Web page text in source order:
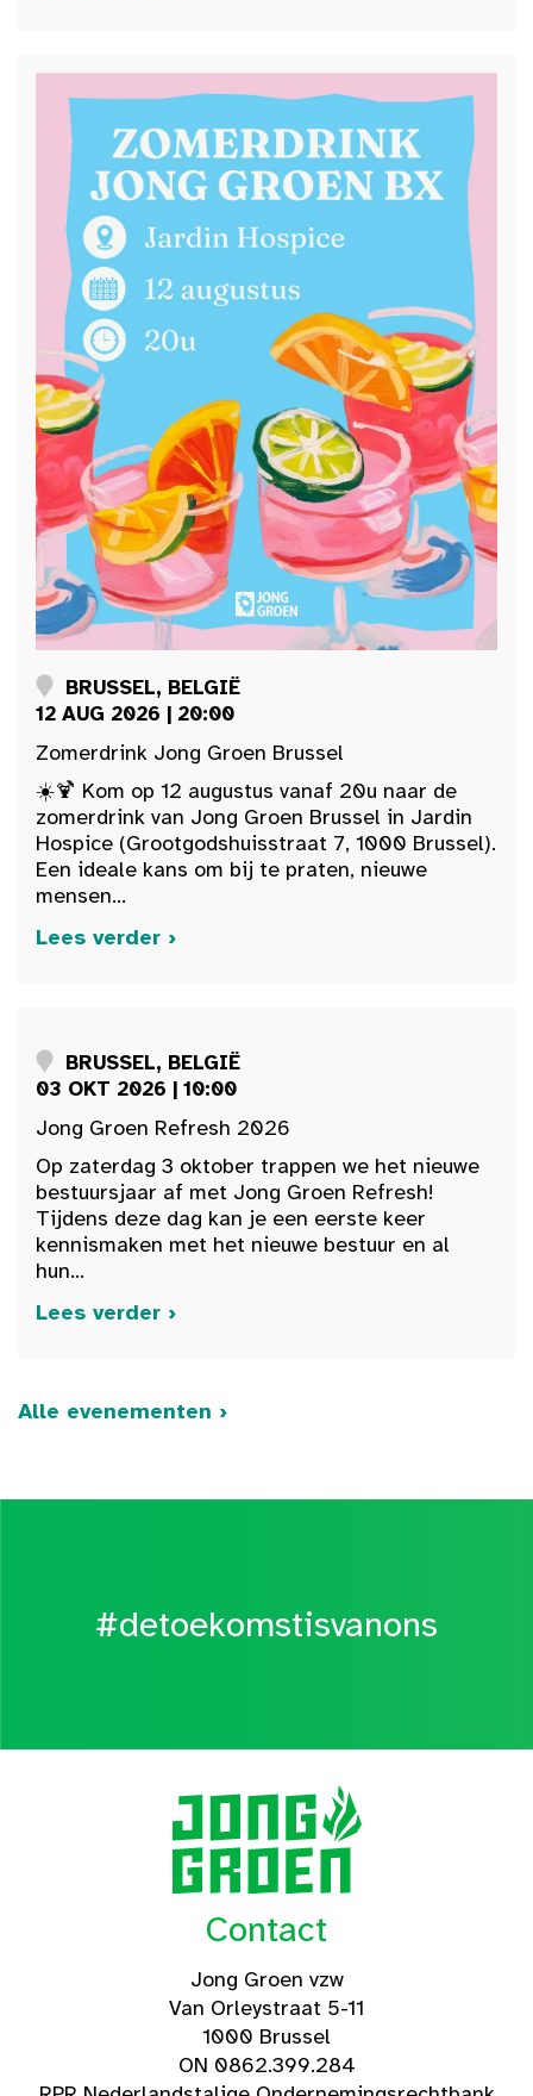
BRUSSEL, BELGIË
12 AUG 2026 | 20:00
Zomerdrink Jong Groen Brussel
☀️🍹 Kom op 12 augustus vanaf 20u naar de
zomerdrink van Jong Groen Brussel in Jardin
Hospice (Grootgodshuisstraat 7, 1000 Brussel).
Een ideale kans om bij te praten, nieuwe
mensen...
Lees verder ›
BRUSSEL, BELGIË
03 OKT 2026 | 10:00
Jong Groen Refresh 2026
Op zaterdag 3 oktober trappen we het nieuwe
bestuursjaar af met Jong Groen Refresh!
Tijdens deze dag kan je een eerste keer
kennismaken met het nieuwe bestuur en al
hun...
Lees verder ›
Alle evenementen ›
#detoekomstisvanons
Contact
Jong Groen vzw
Van Orleystraat 5-11
1000 Brussel
ON 0862.399.284